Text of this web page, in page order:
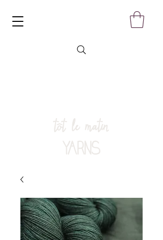
tôt le matin
YARNS